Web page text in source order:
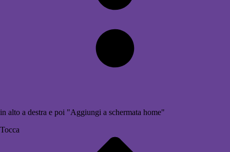
in alto a destra e poi "Aggiungi a schermata home"
Tocca